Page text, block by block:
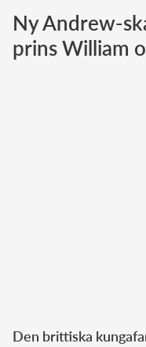
Ny Andrew-
prins William
Den brittiska